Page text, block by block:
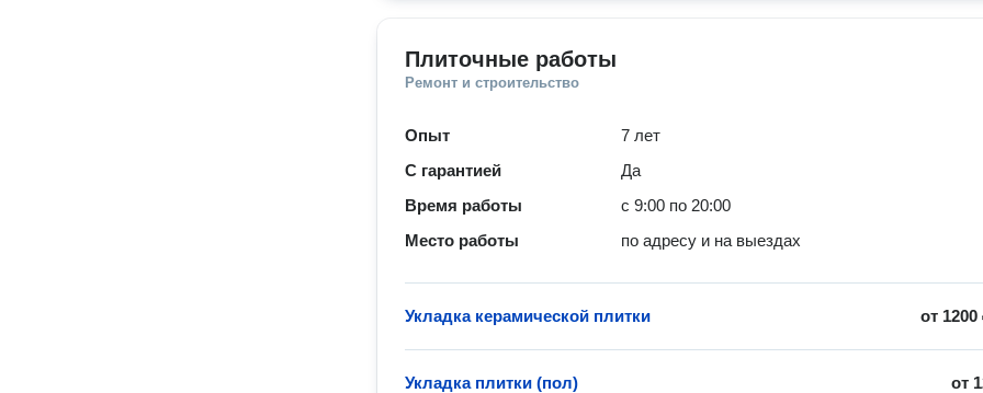
Плиточные работы
Ремонт и строительство
Опыт
7 лет
С гарантией
Да
Время работы
с 9:00 по 20:00
Место работы
по адресу и на выездах
от 1200
Укладка керамической плитки
от
Укладка плитки (пол)